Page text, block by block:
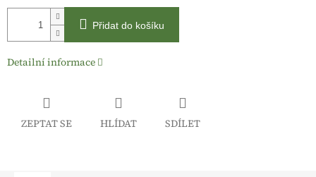
cena:
Přidat do košíku
Detailní informace
ZEPTAT SE HLÍDAT SDÍLET